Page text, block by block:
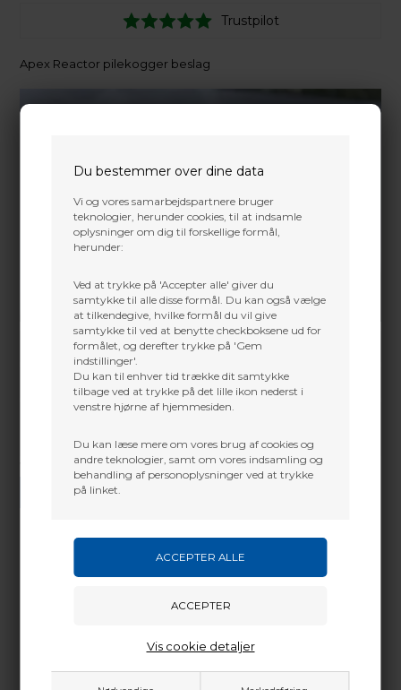
Du bestemmer over dine data
Vi og vores samarbejdspartnere bruger
teknologier, herunder cookies, til at indsamle
oplysninger om dig til forskellige formål,
herunder:
Ved at trykke på 'Accepter alle' giver du
samtykke til alle disse formål. Du kan også vælge
at tilkendegive, hvilke formål du vil give
samtykke til ved at benytte checkboksene ud for
formålet, og derefter trykke på 'Gem
indstillinger'.
Du kan til enhver tid trække dit samtykke
tilbage ved at trykke på det lille ikon nederst i
venstre hjørne af hjemmesiden.
Du kan læse mere om vores brug af cookies og
andre teknologier, samt om vores indsamling og
behandling af personoplysninger ved at trykke
på linket.
Vis cookie detaljer
Trustpilot
Apex Reactor pilekogger beslag
martin@baldurs-archery.dk
Vi gør vores bedste for at besvare alle henvendelser indenfor 24 timer.
SEND SPØRGSMÅL
favorit træ osv. Anvendes til at montere Reator